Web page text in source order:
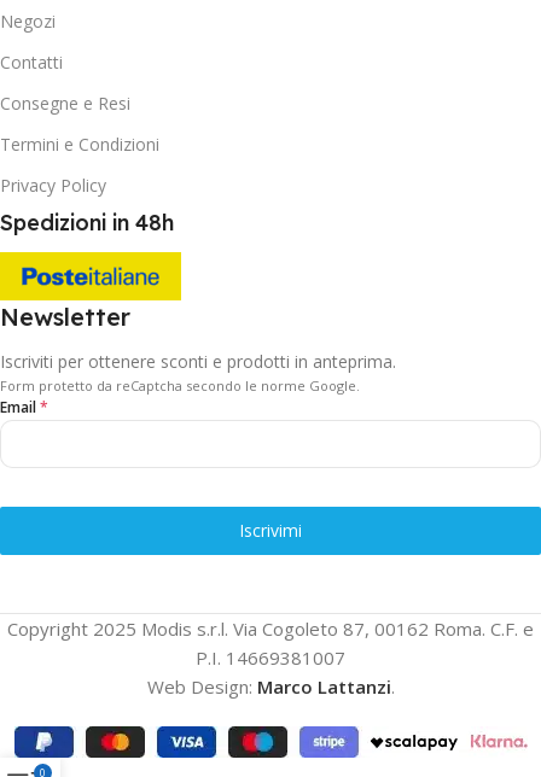
Negozi
Contatti
Consegne e Resi
Termini e Condizioni
Privacy Policy
Spedizioni in 48h
Newsletter
Iscriviti per ottenere sconti e prodotti in anteprima.
Form protetto da reCaptcha secondo le norme Google.
Email*
Iscrivimi
Copyright 2025 Modis s.r.l. Via Cogoleto 87, 00162 Roma. C.F. e
P.I. 14669381007
Web Design: Marco Lattanzi.
0